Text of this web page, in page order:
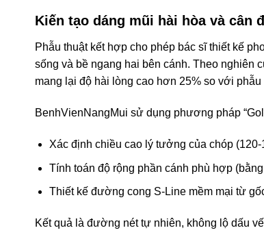
Kiến tạo dáng mũi hài hòa và cân
Phẫu thuật kết hợp cho phép bác sĩ thiết kế
sống và bề ngang hai bên cánh. Theo nghiên
mang lại độ hài lòng cao hơn 25% so với phẫu
BenhVienNangMui sử dụng phương pháp
Xác định chiều cao lý tưởng của chóp
Tính toán độ rộng phần cánh phù hợp
Thiết kế đường cong S-Line mềm mại từ
Kết quả là đường nét tự nhiên, không lộ dấu